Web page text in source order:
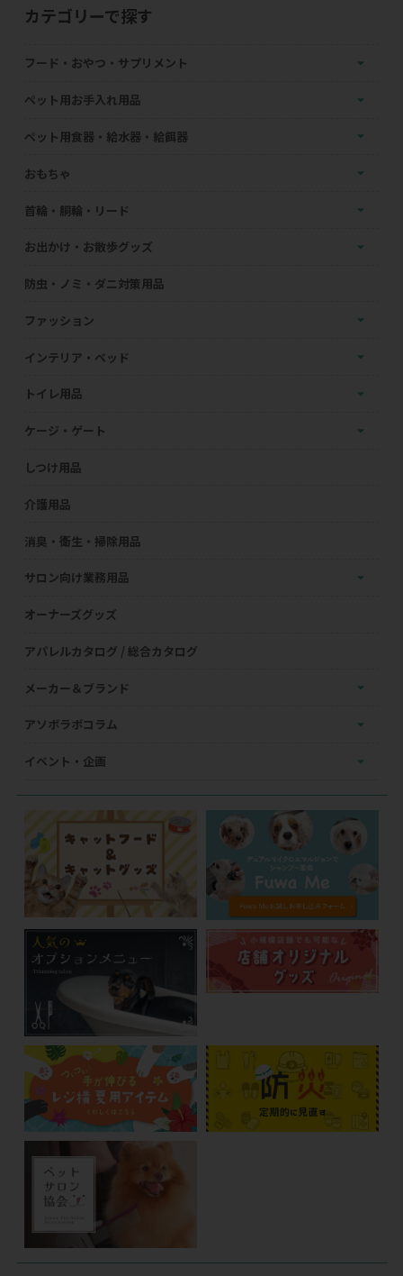
カテゴリーで探す
フード・おやつ・サプリメント
ペット用お手入れ用品
ペット用食器・給水器・給餌器
おもちゃ
首輪・胴輪・リード
お出かけ・お散歩グッズ
防虫・ノミ・ダニ対策用品
ファッション
インテリア・ベッド
トイレ用品
ケージ・ゲート
しつけ用品
介護用品
消臭・衛生・掃除用品
サロン向け業務用品
オーナーズグッズ
アパレルカタログ / 総合カタログ
メーカー＆ブランド
アソボラボコラム
イベント・企画